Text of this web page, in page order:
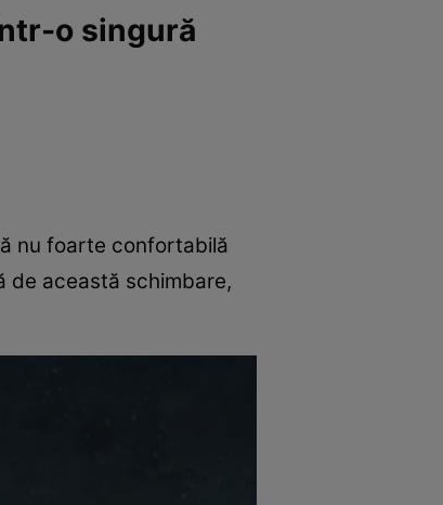
o singură
nu foarte confortabilă
de această schimbare,